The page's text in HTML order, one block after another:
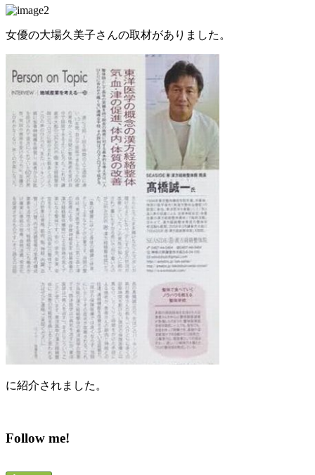
女優の大場久美子さんの取材がありました。
に紹介されました。
Follow me!